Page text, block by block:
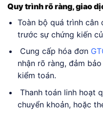
Quy trình rõ ràng, giao
Toàn bộ quá trình
trước sự chứng kiến
Cung cấp hóa đơn
nhận rõ ràng, đảm
kiểm toán.
Thanh toán linh hoạt
chuyển khoản, hoặc